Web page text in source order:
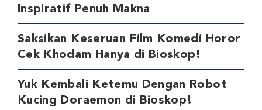
Inspiratif Penuh Makna
Saksikan Keseruan Film Komedi Horor
Cek Khodam Hanya di Bioskop!
Yuk Kembali Ketemu Dengan Robot
Kucing Doraemon di Bioskop!